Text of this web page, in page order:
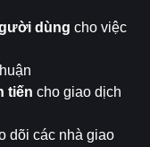
dùng cho việc
tiến cho giao dịch
dõi các nhà giao